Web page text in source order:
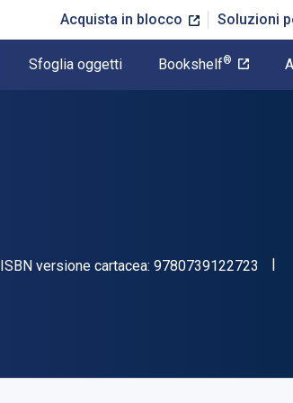
Acquista in blocco Soluzioni
Sfoglia oggetti Bookshelf®
ISBN versione cartacea: 9780739122723